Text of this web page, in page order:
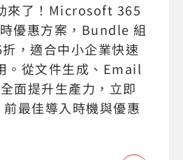
來了！Microsoft 365
優惠方案，Bundle 組
，適合中小企業快速
。從文件生成、Email
面提升生產力，立即
最佳導入時機與優惠